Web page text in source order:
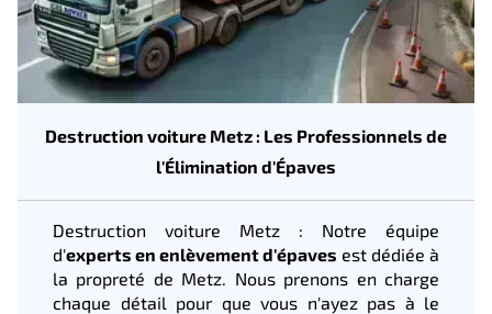
Destruction voiture Metz : Les Professionnels de
l'Élimination d'Épaves
Destruction voiture Metz : Notre équipe
d'experts en enlèvement d'épaves est dédiée à
la propreté de Metz. Nous prenons en charge
chaque détail pour que vous n'ayez pas à le